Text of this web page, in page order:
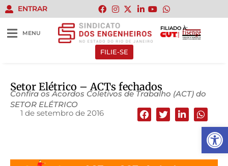
Abrir
ENTRAR
MENU
FILIADO À:
FILIE-SE
Setor Elétrico – ACTs fechados
Confira os Acordos Coletivos de Trabalho (ACT) do
SETOR ELÉTRICO
1 de setembro de 2016